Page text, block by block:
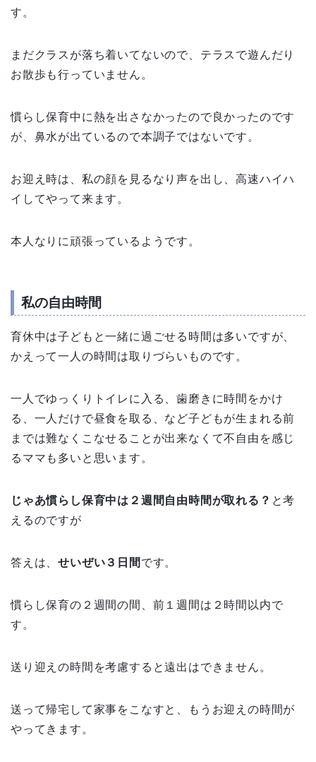
す。
まだクラスが落ち着いてないので、テラスで遊んだり
お散歩も行っていません。
慣らし保育中に熱を出さなかったので良かったのです
が、鼻水が出ているので本調子ではないです。
お迎え時は、私の顔を見るなり声を出し、高速ハイハ
イしてやって来ます。
本人なりに頑張っているようです。
私の自由時間
育休中は子どもと一緒に過ごせる時間は多いですが、
かえって一人の時間は取りづらいものです。
一人でゆっくりトイレに入る、歯磨きに時間をかけ
る、一人だけで昼食を取る、など子どもが生まれる前
までは難なくこなせることが出来なくて不自由を感じ
るママも多いと思います。
じゃあ慣らし保育中は２週間自由時間が取れる？ と考
えるのですが
答えは、せいぜい３日間 です。
慣らし保育の２週間の間、前１週間は２時間以内で
す。
送り迎えの時間を考慮すると遠出はできません。
送って帰宅して家事をこなすと、もうお迎えの時間が
やってきます。